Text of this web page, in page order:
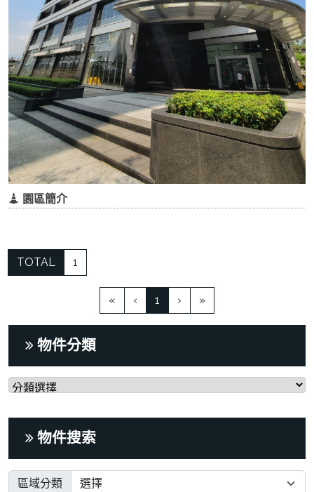
園區簡介
TOTAL 1
« ‹ 1 (current)
› »
物件分類
物件搜索
區域分類